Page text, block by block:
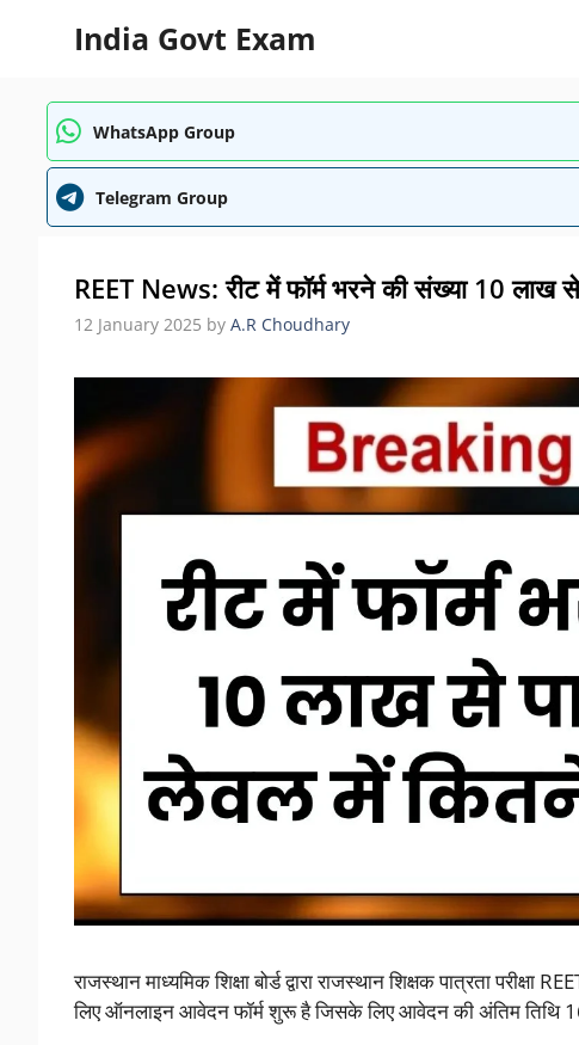
India Govt Exam
WhatsApp Group
Telegram Group
REET News: रीट में फॉर्म भरने की संख्या 10 लाख
12 January 2025 by A.R Choudhary
राजस्थान माध्यमिक शिक्षा बोर्ड द्वारा राजस्थान शिक्षक पात्रता
लिए ऑनलाइन आवेदन फॉर्म शुरू है जिसके लिए आवेदन की अंतिम तिथि